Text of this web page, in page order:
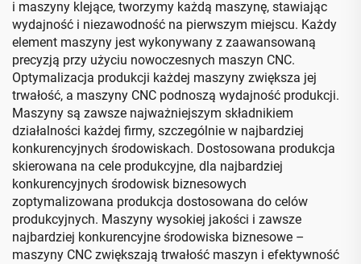
i maszyny klejące, tworzymy każdą maszynę, stawiając
wydajność i niezawodność na pierwszym miejscu. Każdy
element maszyny jest wykonywany z zaawansowaną
precyzją przy użyciu nowoczesnych maszyn CNC.
Optymalizacja produkcji każdej maszyny zwiększa jej
trwałość, a maszyny CNC podnoszą wydajność produkcji.
Maszyny są zawsze najważniejszym składnikiem
działalności każdej firmy, szczególnie w najbardziej
konkurencyjnych środowiskach. Dostosowana produkcja
skierowana na cele produkcyjne, dla najbardziej
konkurencyjnych środowisk biznesowych
zoptymalizowana produkcja dostosowana do celów
produkcyjnych. Maszyny wysokiej jakości i zawsze
najbardziej konkurencyjne środowiska biznesowe –
maszyny CNC zwiększają trwałość maszyn i efektywność